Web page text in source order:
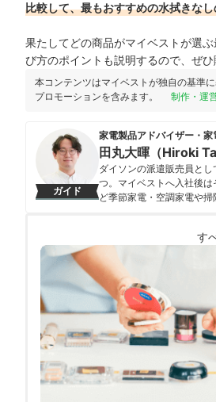
比較して、最もおすすめの水拭きな
果たしてどの商品がマイベストが選
び方のポイントも説明するので、ぜ
本コンテンツはマイベストが独自の基準に
プロモーションを含みます。
制作・運
ガイド
家電製品アドバイザー・
田丸大暉（Hiroki
ダイソンの派遣販売員と
つ。マイベストへ入社後
ど季節家電・空調家電や
エネ性能やお手入れのし
田丸大暉（Hiroki
す